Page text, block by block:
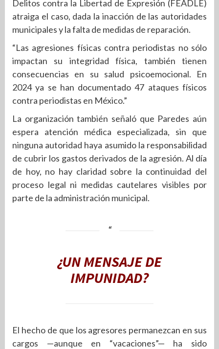
Delitos contra la Libertad de Expresión (FEADLE)
atraiga el caso, dada la inacción de las autoridades
municipales y la falta de medidas de reparación.
“Las agresiones físicas contra periodistas no sólo
impactan su integridad física, también tienen
consecuencias en su salud psicoemocional. En
2024 ya se han documentado 47 ataques físicos
contra periodistas en México.”
La organización también señaló que Paredes aún
espera atención médica especializada, sin que
ninguna autoridad haya asumido la responsabilidad
de cubrir los gastos derivados de la agresión. Al día
de hoy, no hay claridad sobre la continuidad del
proceso legal ni medidas cautelares visibles por
parte de la administración municipal.
¿UN MENSAJE DE
IMPUNIDAD?
El hecho de que los agresores permanezcan en sus
cargos —aunque en “vacaciones”— ha sido